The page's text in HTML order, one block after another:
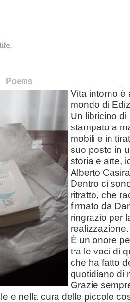
Vita intorno è
mondo di
Un libricino
stampato a
mobili e in
suo posto in
storia e arte,
Alberto
Dentro ci
ritratto, che
firmato da
ringrazio per
realizzazione.
È un onore
tra le voci di
che ha fatto
quotidiano di
Grazie
e nella cura delle piccole